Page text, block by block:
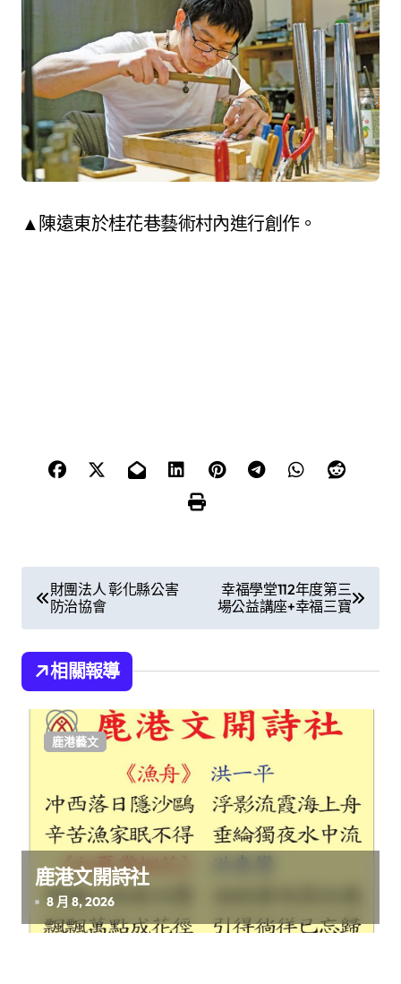
▲陳遠東於桂花巷藝術村內進行創作。
文
章
導
覽
財團法人 彰化縣公害
防治協會
幸福學堂112年度第三
場公益講座+幸福三寶
相關報導
鹿港藝文
鹿港文開詩社
8 月 8, 2026